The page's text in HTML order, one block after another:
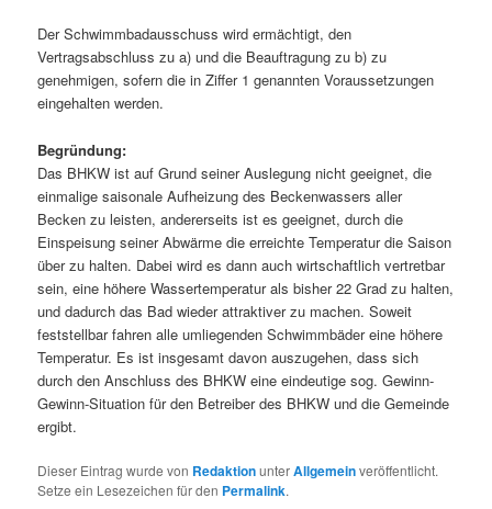
Der Schwimmbadausschuss wird ermächtigt, den
Vertragsabschluss zu a) und die Beauftragung zu b) zu
genehmigen, sofern die in Ziffer 1 genannten Voraussetzungen
eingehalten werden.
Begründung:
Das BHKW ist auf Grund seiner Auslegung nicht geeignet, die
einmalige saisonale Aufheizung des Beckenwassers aller
Becken zu leisten, andererseits ist es geeignet, durch die
Einspeisung seiner Abwärme die erreichte Temperatur die Saison
über zu halten. Dabei wird es dann auch wirtschaftlich vertretbar
sein, eine höhere Wassertemperatur als bisher 22 Grad zu halten,
und dadurch das Bad wieder attraktiver zu machen. Soweit
feststellbar fahren alle umliegenden Schwimmbäder eine höhere
Temperatur. Es ist insgesamt davon auszugehen, dass sich
durch den Anschluss des BHKW eine eindeutige sog. Gewinn-
Gewinn-Situation für den Betreiber des BHKW und die Gemeinde
ergibt.
Dieser Eintrag wurde von RedaktionunterAllgemeinveröffentlicht.
Setze ein Lesezeichen für den Permalink.